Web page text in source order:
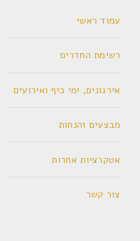
עמוד ראשי
רשימת החדרים
אירגונים, ימי כיף ואירועים
מבצעים והנחות
אטקרציות אחרות
צור קשר